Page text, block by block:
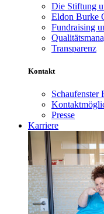
Die Stiftung
Eldon Burke
Fundraising
Transparenz
Kontakt
Schaufenster
Presse
Karriere